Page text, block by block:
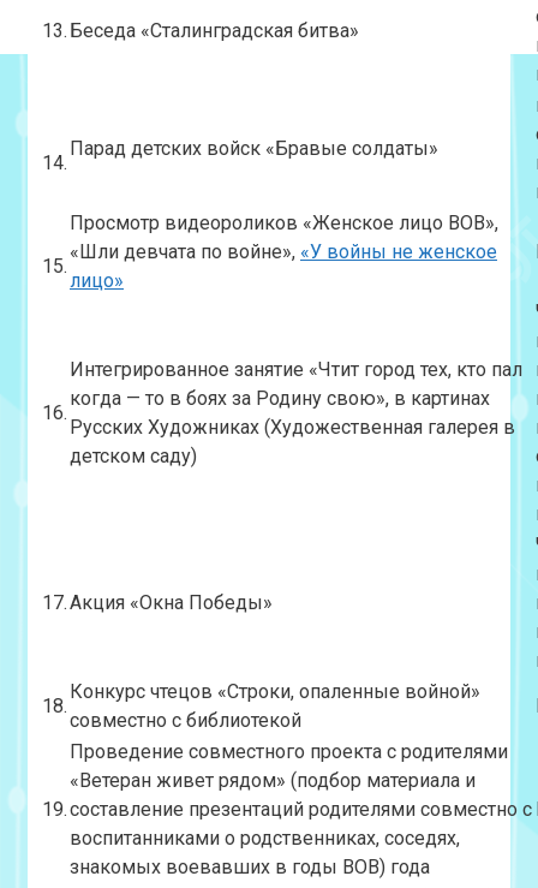
13. Беседа «Сталинградская битва»
14.
Парад детских войск «Бравые солдаты»
15.
Просмотр видеороликов «Женское лицо ВОВ»,
«Шли девчата по войне», «У войны не женское
лицо»
16.
Интегрированное занятие «Чтит город тех, кто пал
когда — то в боях за Родину свою», в картинах
Русских Художниках (Художественная галерея в
детском саду)
17.Акция «Окна Победы»
18.
Конкурс чтецов «Строки, опаленные войной»
совместно с библиотекой
19.
Проведение совместного проекта с родителями
«Ветеран живет рядом» (подбор материала и
составление презентаций родителями совместно с
воспитанниками о родственниках, соседях,
знакомых воевавших в годы ВОВ) года